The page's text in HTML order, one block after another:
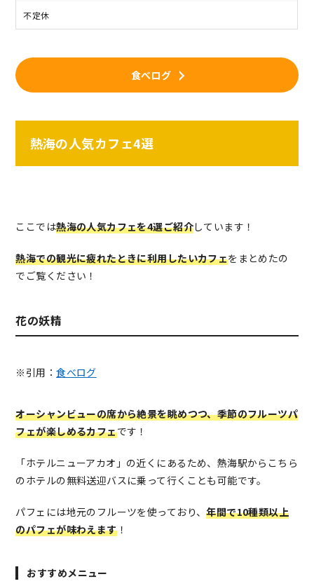
不定休
食べログ
熱海の人気カフェ4選
ここでは熱海の人気カフェを4選ご紹介しています！
熱海での観光に疲れたときに利用したいカフェをまとめたの
でご覧ください！
花の妖精
※引用：食べログ
オーシャンビューの席から絶景を眺めつつ、季節のフルーツパ
フェが楽しめるカフェです！
「ホテルニューアカオ」の近くにあるため、熱海駅からこちら
のホテルの無料送迎バスに乗って行くことも可能です。
パフェには地元のフルーツを使っており、年間で10種類以上
のパフェが味わえます！
おすすめメニュー